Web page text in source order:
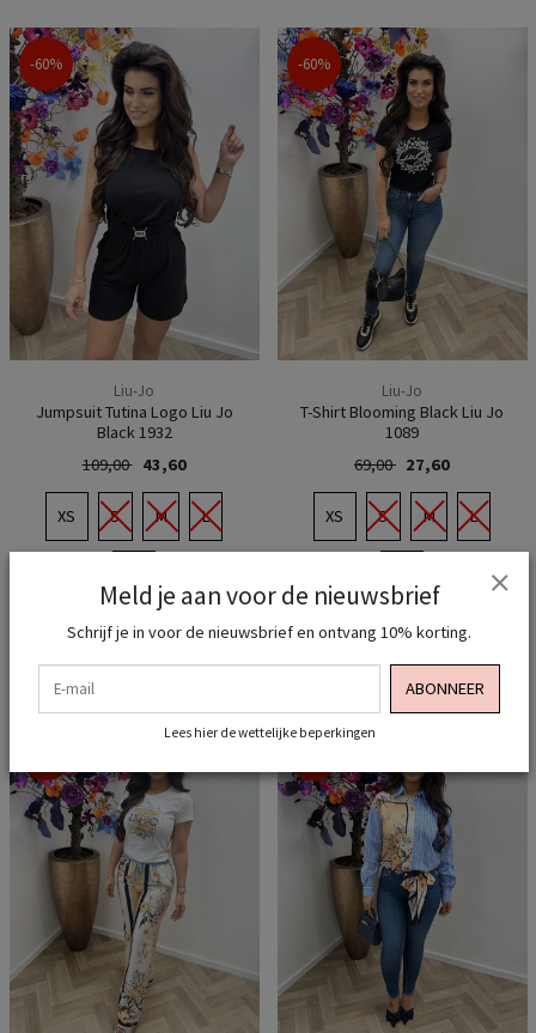
-60%
Liu-Jo
Jumpsuit Tutina Logo Liu Jo
Black 1932
109,00 43,60
XS S M L
-60%
Liu-Jo
T-Shirt Blooming Black Liu Jo
1089
69,00 27,60
XS S M L
Meld je aan voor de nieuwsbrief
Schrijf je in voor de nieuwsbrief en ontvang 10% korting.
ABONNEER
Lees hier de wettelijke beperkingen